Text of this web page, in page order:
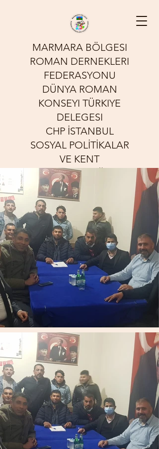
MARMARA BÖLGESI
ROMAN DERNEKLERI
FEDERASYONU
DÜNYA ROMAN
KONSEYI TÜRKIYE
DELEGESI
CHP İSTANBUL
SOSYAL POLİTİKALAR
VE KENT
YOKSULLUĞU
KOMİSYONU
Sessizliğin Sesi Olmak İçin
Çalışıyoruz